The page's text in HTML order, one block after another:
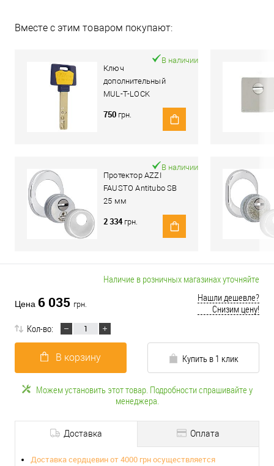
Вместе с этим товаром покупают:
Ключ
дополнительный
MUL-T-LOCK
MTL600/Interactive+
В наличии
750 грн.
Протектор AZZI
FAUSTO Antitubo SB
25 мм
овальный широкий
хром полированный
В наличии
2 334 грн.
Наличие в розничных магазинах уточняйте
Цена 6 035 грн.
Нашли дешевле?
Снизим цену!
Кол-во:
В корзину Купить в 1 клик
Можем установить этот товар. Подробности спрашивайте у
менеджера.
Доставка Оплата
Доставка сердцевин от 4000 грн осуществляется